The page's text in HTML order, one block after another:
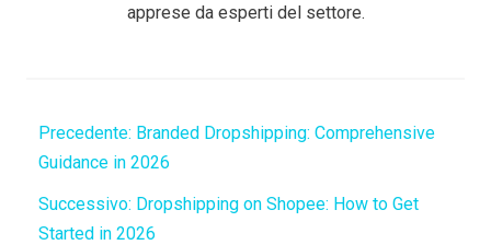
apprese da esperti del settore.
Precedente: Branded Dropshipping: Comprehensive
Guidance in 2026
Successivo: Dropshipping on Shopee: How to Get
Started in 2026